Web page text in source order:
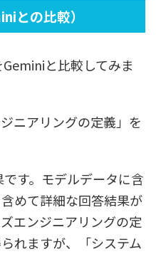
との比較）
と比較してみま
ニアリングの定義」を
す。モデルデータに含
めて詳細な回答結果が
エンジニアリングの定
れますが、「システム